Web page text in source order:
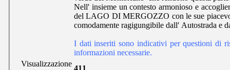
Nell' insieme un contesto armonioso e
del LAGO DI MERGOZZO con le sue
comodamente ragigungibile dall' Autostrada e
I dati inseriti sono indicativi per questioni di
informazioni necessarie.
Visualizzazione